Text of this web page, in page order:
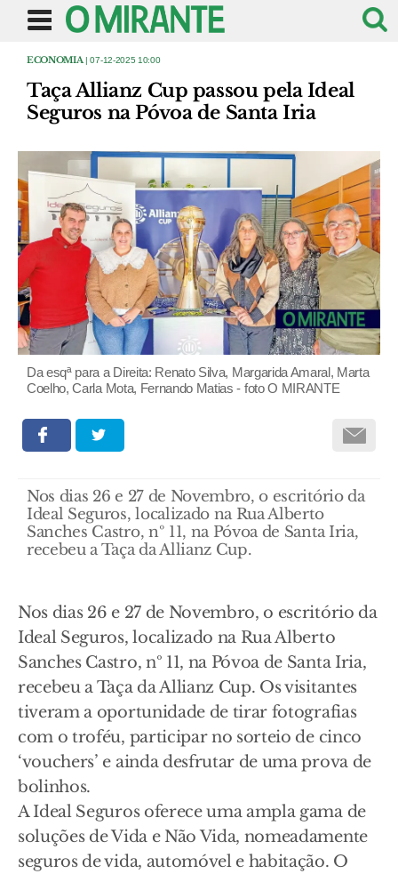
ECONOMIA | 07-12-2025 10:00
Taça Allianz Cup passou pela Ideal
Seguros na Póvoa de Santa Iria
Da esqª para a Direita: Renato Silva, Margarida Amaral, Marta
Coelho, Carla Mota, Fernando Matias - foto O MIRANTE
Nos dias 26 e 27 de Novembro, o escritório da
Ideal Seguros, localizado na Rua Alberto
Sanches Castro, nº 11, na Póvoa de Santa Iria,
recebeu a Taça da Allianz Cup.
Nos dias 26 e 27 de Novembro, o escritório da
Ideal Seguros, localizado na Rua Alberto
Sanches Castro, nº 11, na Póvoa de Santa Iria,
recebeu a Taça da Allianz Cup. Os visitantes
tiveram a oportunidade de tirar fotografias
com o troféu, participar no sorteio de cinco
‘vouchers’ e ainda desfrutar de uma prova de
bolinhos.
A Ideal Seguros oferece uma ampla gama de
soluções de Vida e Não Vida, nomeadamente
seguros de vida, automóvel e habitação. O